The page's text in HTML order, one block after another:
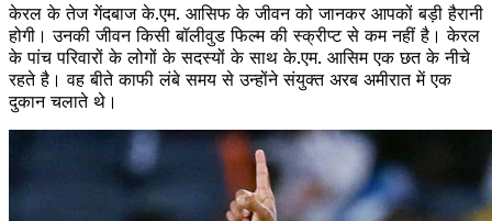
केरल के तेज गेंदबाज के.एम. आसिफ के जीवन को जानकर आपकों बड़ी हैरानी
होगी। उनकी जीवन किसी बॉलीवुड फिल्म की स्क्रीप्ट से कम नहीं है। केरल
के पांच परिवारों के लोगों के सदस्यों के साथ के.एम. आसिम एक छत के नीचे
रहते है। वह बीते काफी लंबे समय से उन्होंने संयुक्त अरब अमीरात में एक
दुकान चलाते थे।